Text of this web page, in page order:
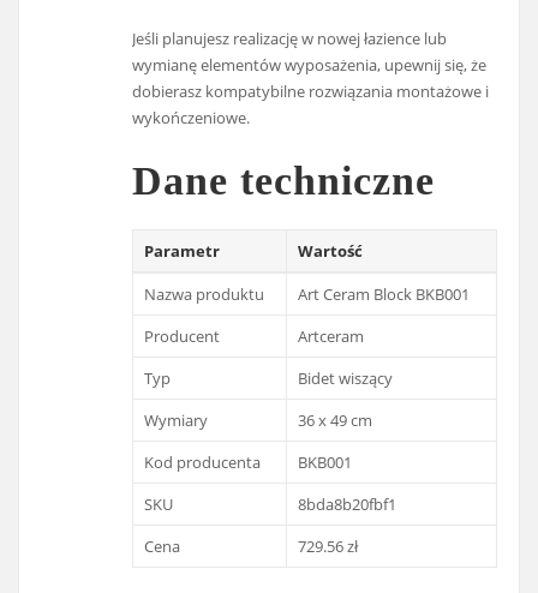
Jeśli planujesz realizację w nowej łazience lub
wymianę elementów wyposażenia, upewnij się, że
dobierasz kompatybilne rozwiązania montażowe i
wykończeniowe.
Dane techniczne
Parametr
Wartość
Nazwa produktu
Art Ceram Block BKB001
Producent
Artceram
Typ
Bidet wiszący
Wymiary
36 x 49 cm
Kod producenta
BKB001
SKU
8bda8b20fbf1
Cena
729.56 zł